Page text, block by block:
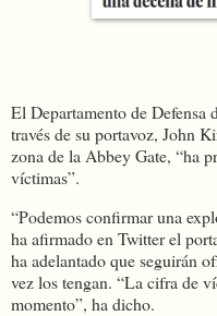
El Departamento de Defensa
través de su portavoz, John
zona de la Abbey Gate, “ha
víctimas”.
“Podemos confirmar una
ha afirmado en Twitter el
ha adelantado que seguirán
vez los tengan. “La cifra de
momento”, ha dicho.